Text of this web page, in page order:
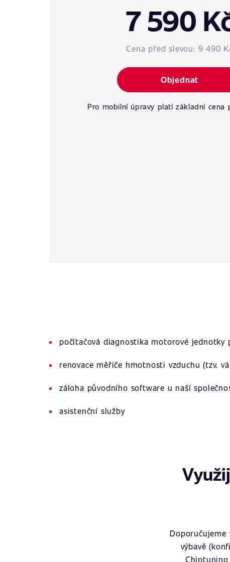
7 590
Cena před slevou: 9 490
Objednat
Pro mobilní úpravy platí základní cena
počítačová diagnostika motorové jednotky
renovace měřiče hmotnosti vzduchu (tzv.
záloha původního software u naší
asistenční služby
výbavě